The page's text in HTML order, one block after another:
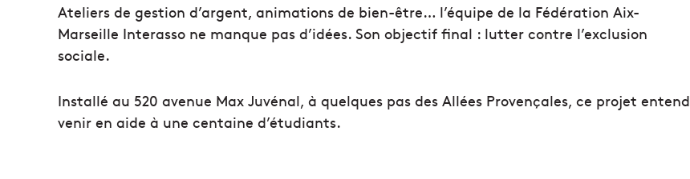
Ateliers de gestion d’argent, animations de bien-être… l’équipe de la Fédération Aix-
Marseille Interasso ne manque pas d’idées. Son objectif final : lutter contre l’exclusion
sociale.
Installé au 520 avenue Max Juvénal, à quelques pas des Allées Provençales, ce projet entend
venir en aide à une centaine d’étudiants.